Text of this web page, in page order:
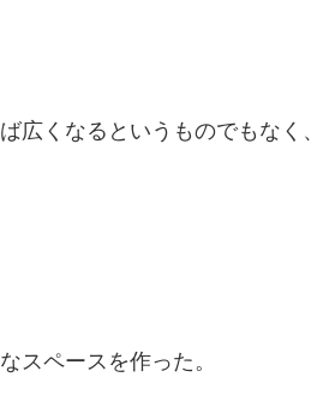
広くなるというものでもなく、
スペースを作った。